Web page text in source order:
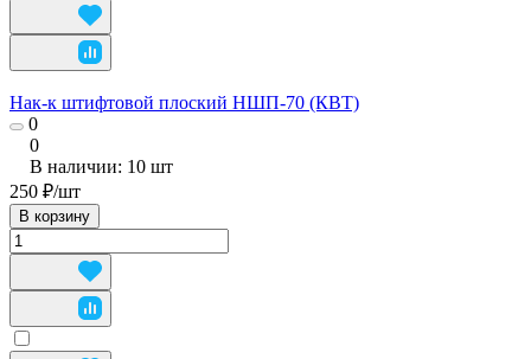
Нак-к штифтовой плоский НШП-70 (КВТ)
0
0
В наличии: 10 шт
250 ₽/шт
В корзину